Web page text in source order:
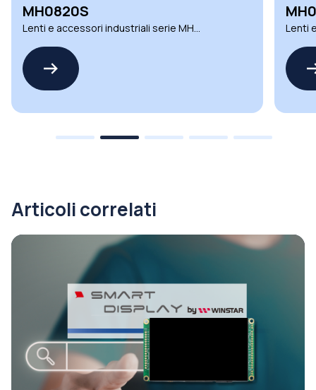
MH0820S
Lenti e accessori industriali serie MH
Lenti
Articoli correlati